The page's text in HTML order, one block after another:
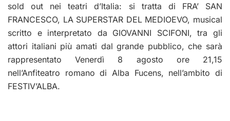
sold out nei teatri d’Italia: si tratta di FRA’ SAN
FRANCESCO, LA SUPERSTAR DEL MEDIOEVO, musical
scritto e interpretato da GIOVANNI SCIFONI, tra gli
attori italiani più amati dal grande pubblico, che sarà
rappresentato Venerdì 8 agosto ore 21,15
nell’Anfiteatro romano di Alba Fucens, nell’ambito di
FESTIV’ALBA.